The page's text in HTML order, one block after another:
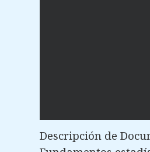
Descripción de